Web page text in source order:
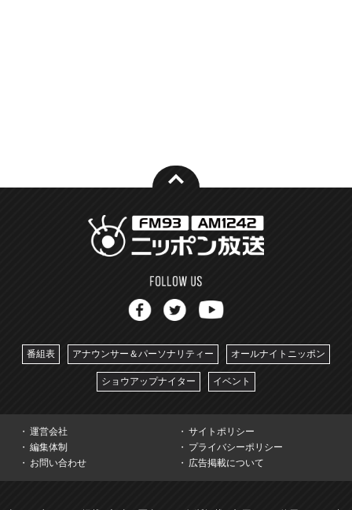
番組表 アナウンサー＆パーソナリティー オールナイトニッポン
ショウアップナイター イベント
運営会社
サイトポリシー
編集体制
プライバシーポリシー
お問い合わせ
広告掲載について